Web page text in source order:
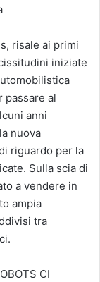
risale ai primi
iniziate
passare al
anni
nuova
riguardo per la
Sulla scia di
a vendere in
ampia
tra
CI